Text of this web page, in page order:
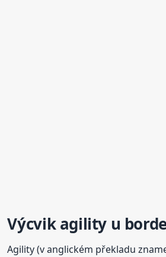
Výcvik agility u
Agility (v anglickém překladu